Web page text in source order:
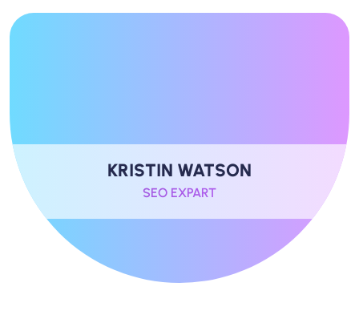
KRISTIN WATSON
SEO EXPART